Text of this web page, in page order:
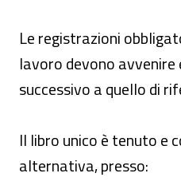
Le registrazioni
lavoro devono
successivo a quello di
Il libro unico è tenuto e
alternativa, presso: